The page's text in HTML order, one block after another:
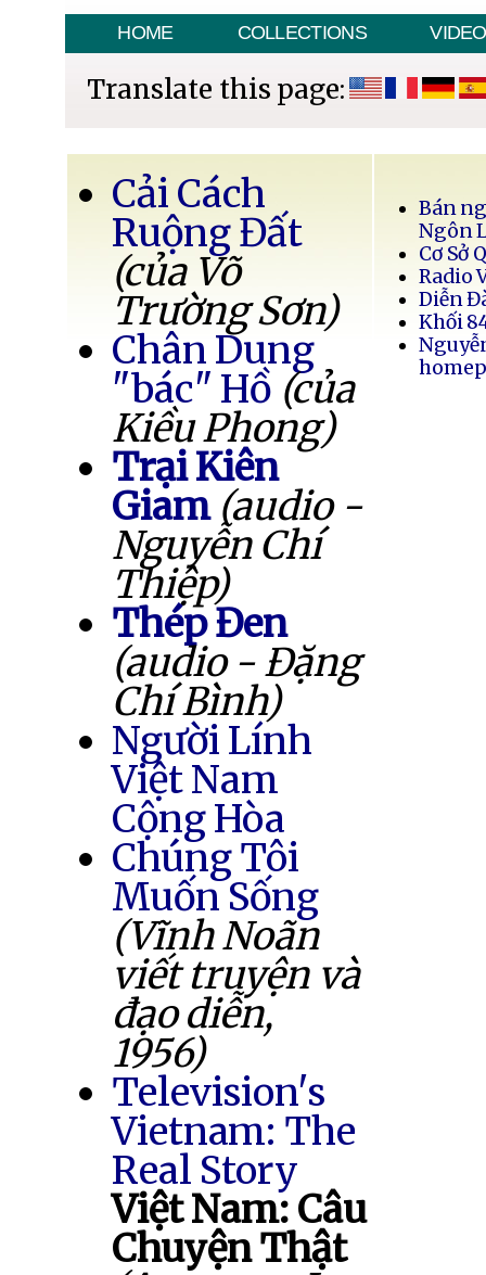
HOME COLLECTIONS VIDEO
Translate this page:
Cải Cách
Ruộng Đất
(của Võ
Trường Sơn)
Chân Dung
"bác" Hồ (của
Kiều Phong)
Trại Kiên
Giam (audio -
Nguyễn Chí
Thiệp)
Thép Đen
(audio - Đặng
Chí Bình)
Người Lính
Việt Nam
Cộng Hòa
Chúng Tôi
Muốn Sống
(Vĩnh Noãn
viết truyện và
đạo diễn,
1956)
Television's
Vietnam: The
Real Story
Việt Nam: Câu
Chuyện Thật
Bán
Ngôn
Cơ Sở
Radio
Diễn
Khối